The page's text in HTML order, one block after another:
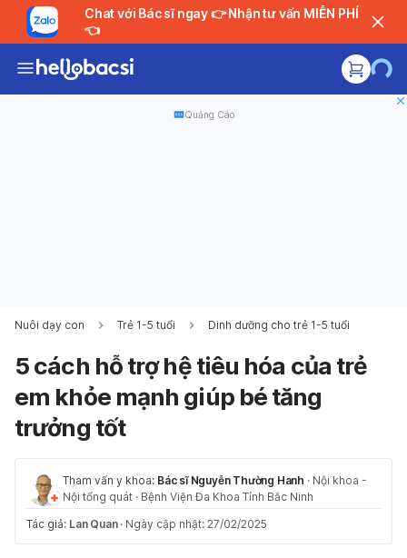
Chat với Bác sĩ ngay 👉 Nhận tư vấn MIỄN PHÍ
👈
Quảng Cáo
Nuôi dạy con Trẻ 1-5 tuổi Dinh dưỡng cho trẻ 1-5 tuổi
5 cách hỗ trợ hệ tiêu hóa của trẻ
em khỏe mạnh giúp bé tăng
trưởng tốt
Tham vấn y khoa: Bác sĩ Nguyễn Thường Hanh · Nội khoa -
Nội tổng quát · Bệnh Viện Đa Khoa Tỉnh Bắc Ninh
Tác giả: Lan Quan · Ngày cập nhật: 27/02/2025